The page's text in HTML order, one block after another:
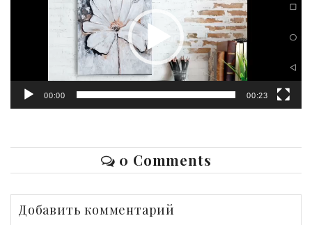
00:00 00:23
0 Comments
Добавить комментарий